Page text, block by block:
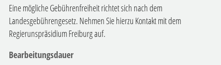
Eine mögliche Gebührenfreiheit richtet sich nach dem
Landesgebührengesetz. Nehmen Sie hierzu Kontakt mit dem
Regierunspräsidium Freiburg auf.
Bearbeitungsdauer